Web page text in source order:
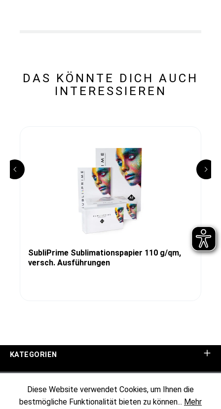
DAS KÖNNTE DICH AUCH
INTERESSIEREN
SubliPrime Sublimationspapier 110 g/qm,
versch. Ausführungen
KATEGORIEN
Diese Website verwendet Cookies, um Ihnen die
bestmögliche Funktionalität bieten zu können... Mehr